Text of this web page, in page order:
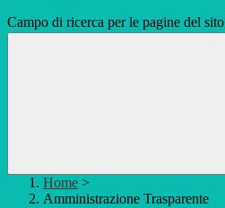
Campo di ricerca per le pagine del sito
Home >
Amministrazione Trasparente